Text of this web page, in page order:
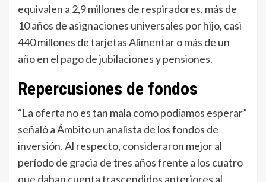
equivalen a 2,9 millones de respiradores, más de
10 años de asignaciones universales por hijo, casi
440 millones de tarjetas Alimentar o más de un
año en el pago de jubilaciones y pensiones.
Repercusiones de fondos
“La oferta no es tan mala como podíamos esperar”
señaló a Ámbito un analista de los fondos de
inversión. Al respecto, consideraron mejor al
período de gracia de tres años frente a los cuatro
que daban cuenta trascendidos anteriores al